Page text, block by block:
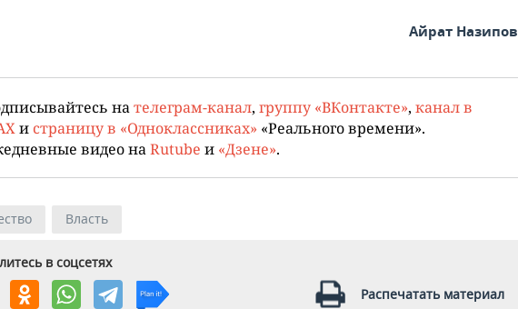
Айрат Назипов
нателеграм-канал, группу «ВКонтакте», канал в
и страницу в «Одноклассниках» «Реального времени».
видео наRutube и «Дзене».
Власть
в соцсетях
Распечатать материал